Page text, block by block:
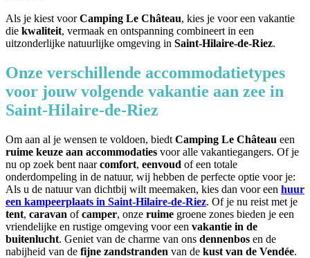
Als je kiest voorCamping Le Château, kies je voor een vakantie
die kwaliteit, vermaak en ontspanning combineert in een
uitzonderlijke natuurlijke omgeving in Saint-Hilaire-de-Riez.
Onze verschillende accommodatietypes
voor jouw volgende vakantie aan zee in
Saint-Hilaire-de-Riez
Om aan al je wensen te voldoen, biedt Camping Le Château een
ruime keuze aan accommodaties voor alle vakantiegangers. Of je
nu op zoek bent naarcomfort, eenvoud of een totale
onderdompeling in de natuur, wij hebben de perfecte optie voor je:
Als u de natuur van dichtbij wilt meemaken, kies dan voor een huur
een kampeerplaats in Saint-Hilaire-de-Riez. Of je nu reist met je
tent, caravan ofcamper, onze ruime groene zones bieden je een
vriendelijke en rustige omgeving voor een vakantie in de
buitenlucht. Geniet van de charme van ons dennenbos en de
nabijheid van de fijne zandstranden van de kust van de Vendée.